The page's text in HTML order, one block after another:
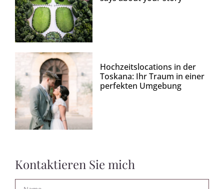
Hochzeitslocations in der
Toskana: Ihr Traum in einer
perfekten Umgebung
Kontaktieren Sie mich